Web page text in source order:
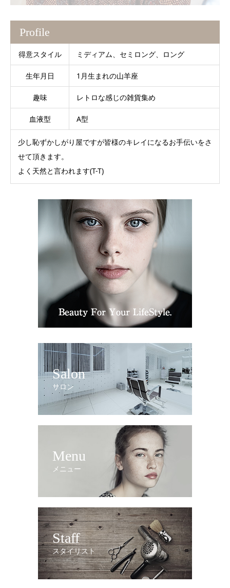
Profile
得意スタイル ミディアム、セミロング、ロング
生年月日 1月生まれの山羊座
趣味 レトロな感じの雑貨集め
血液型 A型
少し恥ずかしがり屋ですが皆様のキレイになるお手伝いをさ
せて頂きます。
よく天然と言われます(T-T)
Salon
サロン
Menu
メニュー
Staff
スタイリスト